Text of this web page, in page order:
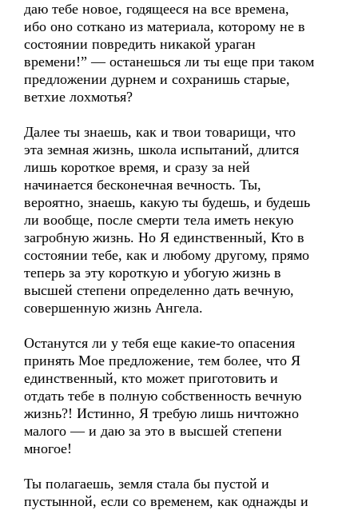
даю тебе новое, годящееся на все времена,
ибо оно соткано из материала, которому не в
состоянии повредить никакой ураган
времени!” — останешься ли ты еще при таком
предложении дурнем и сохранишь старые,
ветхие лохмотья?
Далее ты знаешь, как и твои товарищи, что
эта земная жизнь, школа испытаний, длится
лишь короткое время, и сразу за ней
начинается бесконечная вечность. Ты,
вероятно, знаешь, какую ты будешь, и будешь
ли вообще, после смерти тела иметь некую
загробную жизнь. Но Я единственный, Кто в
состоянии тебе, как и любому другому, прямо
теперь за эту короткую и убогую жизнь в
высшей степени определенно дать вечную,
совершенную жизнь Ангела.
Останутся ли у тебя еще какие-то опасения
принять Мое предложение, тем более, что Я
единственный, кто может приготовить и
отдать тебе в полную собственность вечную
жизнь?! Истинно, Я требую лишь ничтожно
малого — и даю за это в высшей степени
многое!
Ты полагаешь, земля стала бы пустой и
пустынной, если со временем, как однажды и